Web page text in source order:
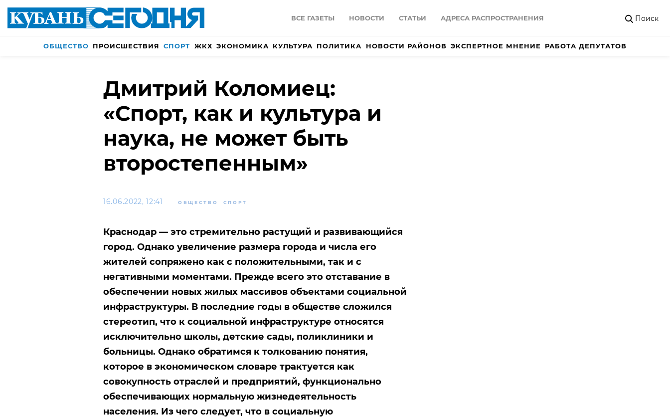
ВСЕ ГАЗЕТЫ НОВОСТИ СТАТЬИ АДРЕСА РАСПРОСТРАНЕНИЯ Поиск
ОБЩЕСТВО ПРОИСШЕСТВИЯ СПОРТ ЖКХ ЭКОНОМИКА КУЛЬТУРА ПОЛИТИКА НОВОСТИ РАЙОНОВ ЭКСПЕРТНОЕ МНЕНИЕ РАБОТА ДЕПУТАТОВ
Дмитрий Коломиец:
«Спорт, как и культура и
наука, не может быть
второстепенным»
16.06.2022, 12:41 ОБЩЕСТВО СПОРТ
Краснодар — это стремительно растущий и развивающийся
город. Однако увеличение размера города и числа его
жителей сопряжено как с положительными, так и с
негативными моментами. Прежде всего это отставание в
обеспечении новых жилых массивов объектами социальной
инфраструктуры. В последние годы в обществе сложился
стереотип, что к социальной инфраструктуре относятся
исключительно школы, детские сады, поликлиники и
больницы. Однако обратимся к толкованию понятия,
которое в экономическом словаре трактуется как
совокупность отраслей и предприятий, функционально
обеспечивающих нормальную жизнедеятельность
населения. Из чего следует, что в социальную